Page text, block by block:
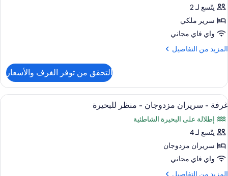
للمحيط
غرفة
-
سرير
ملكي
للبحيرة
يتّسع لـ 2
سرير ملكي
واي فاي مجاني
المزيد من التفاصيل
المزيد
غرفة
سرير
ملكي
-
منظر
التحقق من توفر الغرف والأسعار
استعراض
جميع
صور
غرفة
-
سريران
مزدوجان
أسرّة بطبقة علوية مريحة وخزنة داخل
6
غرفة - سريران مزدوجان - منظر للبحيرة
إطلالة على البحيرة الشاطئية
يتّسع لـ 4
سريران مزدوجان
واي فاي مجاني
المزيد من التفاصيل
المزيد